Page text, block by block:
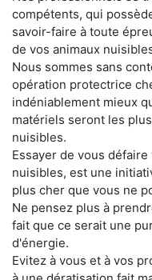
compétents, qui
savoir-faire à toute
de vos animaux
Nous sommes sans
opération protectrice
indéniablement mieux
matériels seront les
nuisibles.
Essayer de vous
nuisibles, est une
plus cher que vous ne
Ne pensez plus à
fait que ce serait une
d'énergie.
Evitez à vous et à vos